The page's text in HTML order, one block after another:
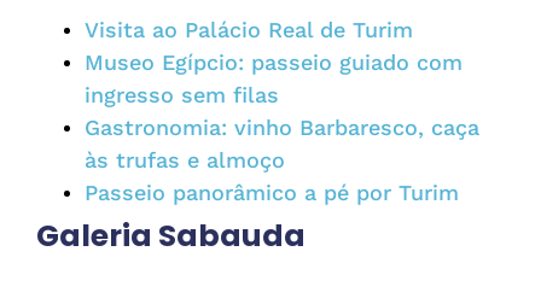
Visita ao Palácio Real de Turim
Museo Egípcio: passeio guiado com
ingresso sem filas
Gastronomia: vinho Barbaresco, caça
às trufas e almoço
Passeio panorâmico a pé por Turim
Galeria Sabauda